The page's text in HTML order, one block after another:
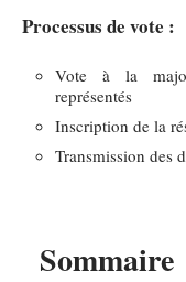
Sommaire
Processus de vote :
Vote à la
représentés
Inscription de la
Transmission des